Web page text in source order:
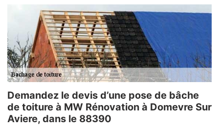
Demandez le devis d’une pose de bâche
de toiture à MW Rénovation à Domevre Sur
Aviere, dans le 88390